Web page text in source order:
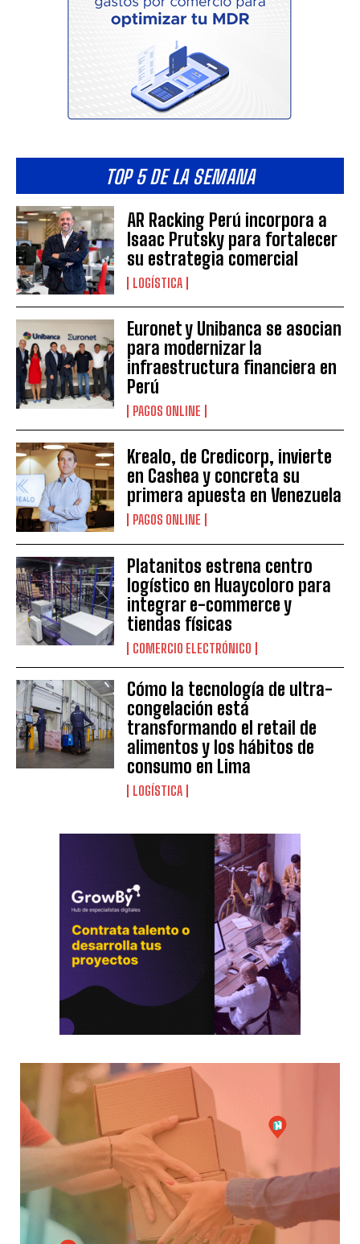
TOP 5 DE LA SEMANA
AR Racking Perú incorpora a
Isaac Prutsky para fortalecer
su estrategia comercial
LOGÍSTICA
Euronet y Unibanca se asocian
para modernizar la
infraestructura financiera en
Perú
PAGOS ONLINE
Krealo, de Credicorp, invierte
en Cashea y concreta su
primera apuesta en Venezuela
PAGOS ONLINE
Platanitos estrena centro
logístico en Huaycoloro para
integrar e-commerce y
tiendas físicas
COMERCIO ELECTRÓNICO
Cómo la tecnología de ultra-
congelación está
transformando el retail de
alimentos y los hábitos de
consumo en Lima
LOGÍSTICA